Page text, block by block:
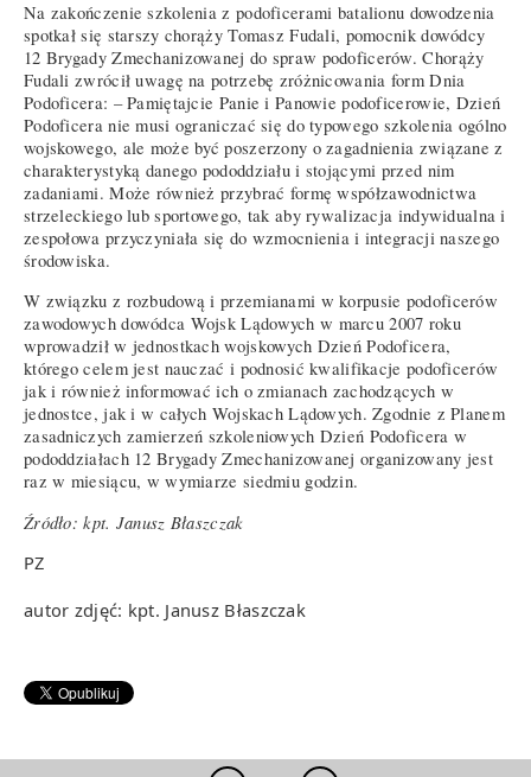
Na zakończenie szkolenia z podoficerami batalionu dowodzenia
spotkał się starszy chorąży Tomasz Fudali, pomocnik dowódcy
12 Brygady Zmechanizowanej do spraw podoficerów. Chorąży
Fudali zwrócił uwagę na potrzebę zróżnicowania form Dnia
Podoficera: – Pamiętajcie Panie i Panowie podoficerowie, Dzień
Podoficera nie musi ograniczać się do typowego szkolenia ogólno
wojskowego, ale może być poszerzony o zagadnienia związane z
charakterystyką danego pododdziału i stojącymi przed nim
zadaniami. Może również przybrać formę współzawodnictwa
strzeleckiego lub sportowego, tak aby rywalizacja indywidualna i
zespołowa przyczyniała się do wzmocnienia i integracji naszego
środowiska.
W związku z rozbudową i przemianami w korpusie podoficerów
zawodowych dowódca Wojsk Lądowych w marcu 2007 roku
wprowadził w jednostkach wojskowych Dzień Podoficera,
którego celem jest nauczać i podnosić kwalifikacje podoficerów
jak i również informować ich o zmianach zachodzących w
jednostce, jak i w całych Wojskach Lądowych. Zgodnie z Planem
zasadniczych zamierzeń szkoleniowych Dzień Podoficera w
pododdziałach 12 Brygady Zmechanizowanej organizowany jest
raz w miesiącu, w wymiarze siedmiu godzin.
Źródło: kpt. Janusz Błaszczak
PZ
autor zdjęć: kpt. Janusz Błaszczak